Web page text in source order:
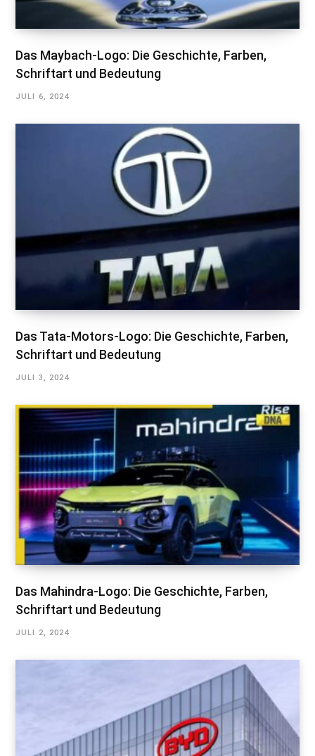
Das Maybach-Logo: Die Geschichte, Farben,
Schriftart und Bedeutung
JULI 6, 2024
Das Tata-Motors-Logo: Die Geschichte, Farben,
Schriftart und Bedeutung
JULI 3, 2024
Das Mahindra-Logo: Die Geschichte, Farben,
Schriftart und Bedeutung
JULI 2, 2024